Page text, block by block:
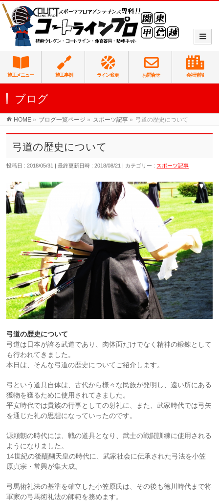
施工メニュー 施工事例 ライン変更 お問合せ 会社情報
ブログ
HOME » ブログ一覧ページ » スポーツ記事 » 弓道の歴史について
弓道の歴史について
投稿日 : 2018/05/31 最終更新日時 : 2018/08/21 カテゴリー : スポーツ記事
弓道の歴史について
弓道は日本が誇る武道であり、肉体面だけでなく精神の鍛錬として
も行われてきました。
本日は、そんな弓道の歴史についてご紹介します。
弓という道具自体は、古代から様々な民族が発明し、遠い所にある
獲物を獲るために使用されてきました。
平安時代では貴族の行事としての射礼に、また、武家時代では弓矢
を通じた礼の思想になっていったのです。
源頼朝の時代には、戦の道具となり、武士の戦闘訓練に使用される
ようになりました。
14世紀の後醍醐天皇の時代に、武家社会に伝承された弓法を小笠
原貞宗・常興が集大成。
弓馬術礼法の基準を確立した小笠原氏は、その後も徳川時代まで将
軍家の弓馬術礼法の師範を務めます。